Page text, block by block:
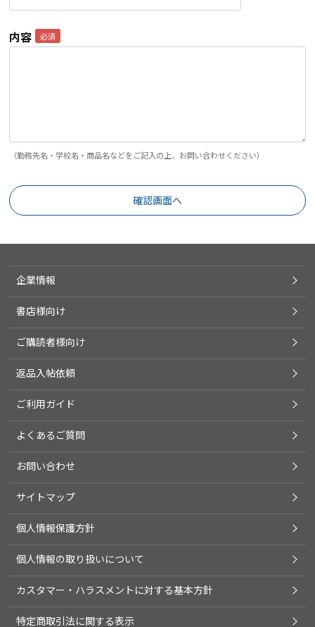
内容
（勤務先名・学校名・商品名などをご記入の上、お問い合わせください）
企業情報
書店様向け
ご購読者様向け
返品入帖依頼
ご利用ガイド
よくあるご質問
お問い合わせ
サイトマップ
個人情報保護方針
個人情報の取り扱いについて
カスタマー・ハラスメントに対する基本方針
特定商取引法に関する表示